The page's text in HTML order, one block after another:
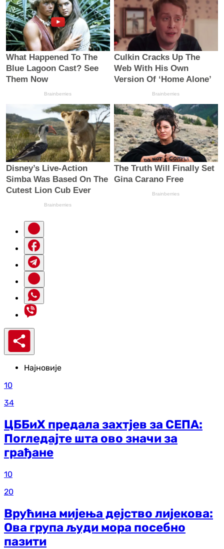
Најновије
10
34
ЦББиХ предала захтјев за СЕПА:
Погледајте шта ово значи за
грађане
10
20
Врућина мијења дејство лијекова:
Ова група људи мора посебно
пазити